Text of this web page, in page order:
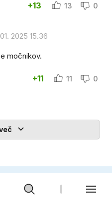
+13 13 0
2025 15.36
močnikov.
+11 11 0